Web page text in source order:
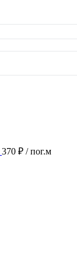
370 ₽ / пог.м